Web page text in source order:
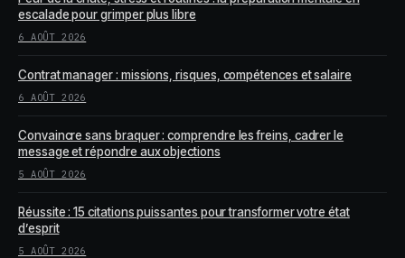
escalade pour grimper plus libre
6 AOÛT 2026
Contrat manager : missions, risques, compétences et salaire
6 AOÛT 2026
Convaincre sans braquer : comprendre les freins, cadrer le
message et répondre aux objections
5 AOÛT 2026
Réussite : 15 citations puissantes pour transformer votre état
d’esprit
5 AOÛT 2026